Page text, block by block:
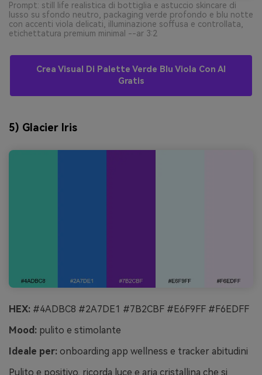
Prompt: still life realistica di bottiglia e astuccio skincare di
lusso su sfondo neutro, packaging verde profondo e blu notte
con accenti viola delicati, illuminazione soffusa e controllata,
etichettatura premium minimal --ar 3:2
Crea Visual Di Palette Verde Blu Viola Con AI
Gratis
5) Glacier Iris
HEX: #4ADBC8 #2A7DE1 #7B2CBF #E6F9FF #F6EDFF
Mood: pulito e stimolante
Ideale per: onboarding app wellness e tracker abitudini
Pulito e positivo, ricorda luce e aria cristallina che si